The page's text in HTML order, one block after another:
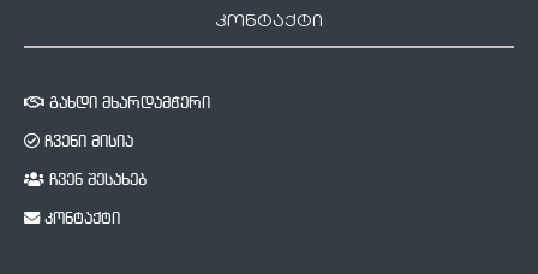
კონტაქტი
გახდი მხარდამჭერი
ჩვენი მისია
ჩვენ შესახებ
კონტაქტი